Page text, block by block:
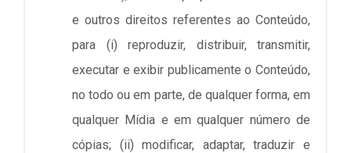
e outros direitos referentes ao Conteúdo,
para (i) reproduzir, distribuir, transmitir,
executar e exibir publicamente o Conteúdo,
no todo ou em parte, de qualquer forma, em
qualquer Mídia e em qualquer número de
cópias; (ii) modificar, adaptar, traduzir e